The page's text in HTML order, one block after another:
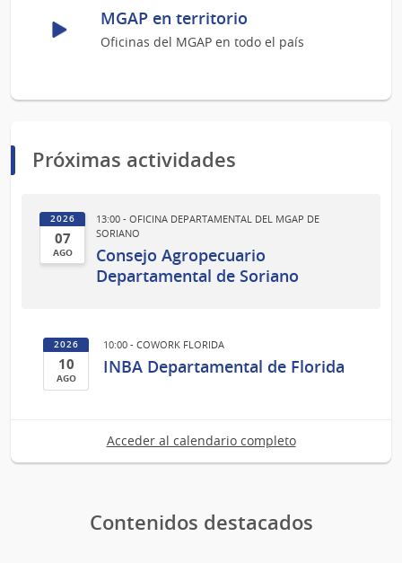
MGAP en territorio
Oficinas del MGAP en todo el país
Próximas actividades
2026
07
AGO
del
2026
13:00 - OFICINA DEPARTAMENTAL DEL MGAP DE
SORIANO
Consejo Agropecuario
Departamental de Soriano
2026
10
AGO
del
10:00 - COWORK FLORIDA
INBA Departamental de Florida
Acceder al calendario completo
Contenidos destacados